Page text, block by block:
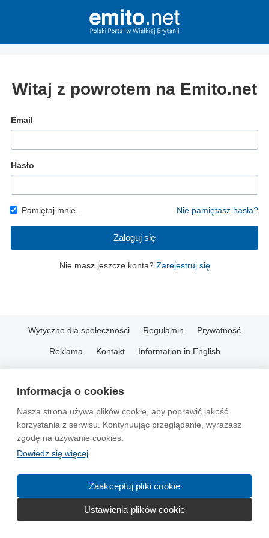
Informacja o cookies
Nasza strona używa plików cookie, aby poprawić jakość
korzystania z serwisu. Kontynuując przeglądanie, wyrażasz
zgodę na używanie cookies.
Dowiedz się więcej
Zaakceptuj pliki cookie
Ustawienia plików cookie
Witaj z powrotem na Emito.net
Email
Hasło
Pamiętaj mnie. Nie pamiętasz hasła?
Zaloguj się
Nie masz jeszcze konta? Zarejestruj się
Wytyczne dla społeczności Regulamin Prywatność
Reklama Kontakt Information in English